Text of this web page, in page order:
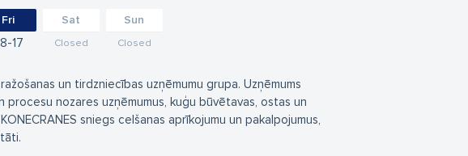
Fri
17
Sat
Closed
Sun
Closed
un tirdzniecības uzņēmumu grupa. Uzņēmums
nozares uzņēmumus, kuģu būvētavas, ostas un
sniegs celšanas aprīkojumu un pakalpojumus,